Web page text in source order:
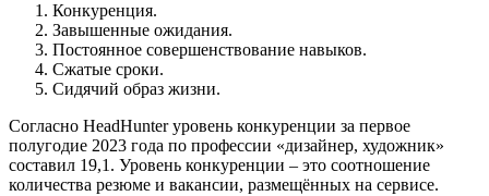
Конкуренция.
Завышенные ожидания.
Постоянное совершенствование навыков.
Сжатые сроки.
Сидячий образ жизни.
Согласно HeadHunter уровень конкуренции за первое
полугодие 2023 года по профессии «дизайнер, художник»
составил 19,1. Уровень конкуренции – это соотношение
количества резюме и вакансии, размещённых на сервисе.